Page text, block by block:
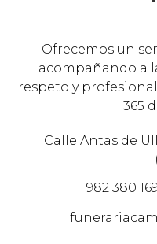
Ofrecemos un
acompañando a
respeto y
365
Calle Antas de
982 380 169